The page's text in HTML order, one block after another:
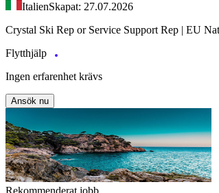
ItalienSkapat: 27.07.2026
Crystal Ski Rep or Service Support Rep | EU
Flytthjälp
Ingen erfarenhet krävs
Ansök nu